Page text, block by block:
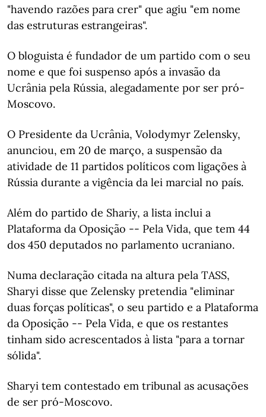
"havendo razões para crer" que agiu "em nome
das estruturas estrangeiras".
O bloguista é fundador de um partido com o seu
nome e que foi suspenso após a invasão da
Ucrânia pela Rússia, alegadamente por ser pró-
Moscovo.
O Presidente da Ucrânia, Volodymyr Zelensky,
anunciou, em 20 de março, a suspensão da
atividade de 11 partidos políticos com ligações à
Rússia durante a vigência da lei marcial no país.
Além do partido de Shariy, a lista inclui a
Plataforma da Oposição -- Pela Vida, que tem 44
dos 450 deputados no parlamento ucraniano.
Numa declaração citada na altura pela TASS,
Sharyi disse que Zelensky pretendia "eliminar
duas forças políticas", o seu partido e a Plataforma
da Oposição -- Pela Vida, e que os restantes
tinham sido acrescentados à lista "para a tornar
sólida".
Sharyi tem contestado em tribunal as acusações
de ser pró-Moscovo.